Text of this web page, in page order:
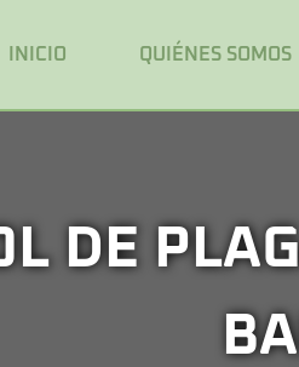
INICIO QUIÉNES SOMOS
DE